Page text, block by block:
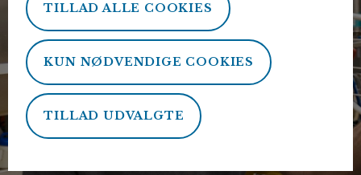
TILLAD ALLE COOKIES
KUN NØDVENDIGE COOKIES
TILLAD UDVALGTE